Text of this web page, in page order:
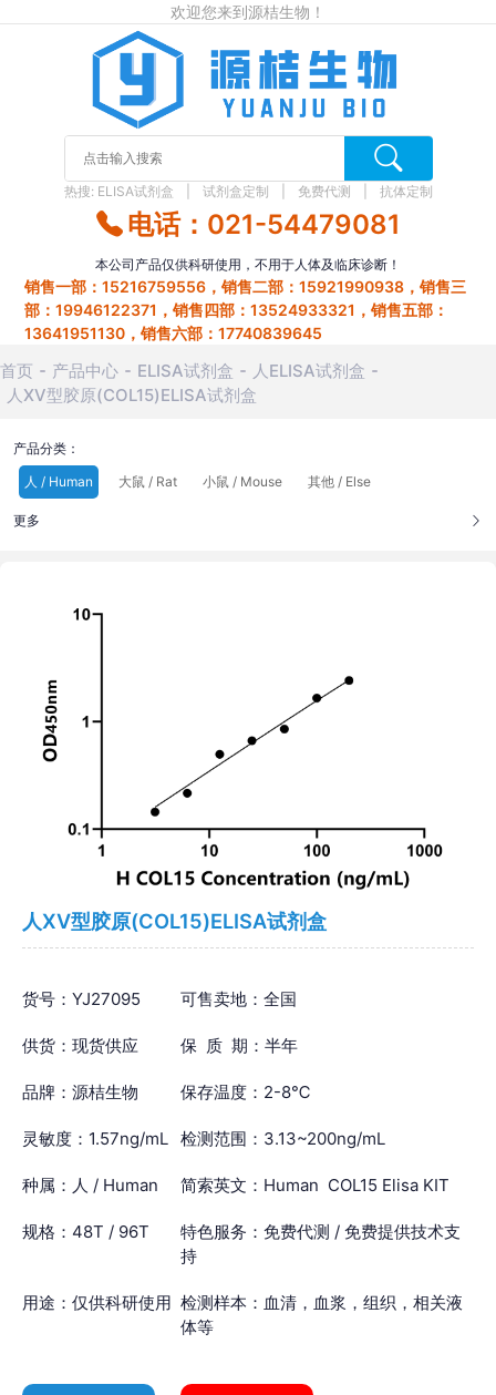
欢迎您来到源桔生物！
热搜: ELISA试剂盒 试剂盒定制 免费代测 抗体定制
电话：021-54479081
本公司产品仅供科研使用，不用于人体及临床诊断！
销售一部：15216759556，销售二部：15921990938，销售三
部：19946122371，销售四部：13524933321，销售五部：
13641951130，销售六部：17740839645
首页 产品中心 ELISA试剂盒
人ELISA试剂盒
人ⅩⅤ型胶原(COL15)ELISA试剂盒
产品分类：
人 / Human
大鼠 / Rat 小鼠 / Mouse 其他 / Else
更多
人ⅩⅤ型胶原(COL15)ELISA试剂盒
货号：YJ27095 可售卖地：全国
供货：现货供应 保 质 期：半年
品牌：源桔生物 保存温度：2-8℃
灵敏度：1.57ng/mL 检测范围：3.13~200ng/mL
种属：人 / Human 简索英文：Human COL15 Elisa KIT
规格：48T / 96T
特色服务：免费代测 / 免费提供技术支
持
用途：仅供科研使用 检测样本：血清，血浆，组织，相关液
体等